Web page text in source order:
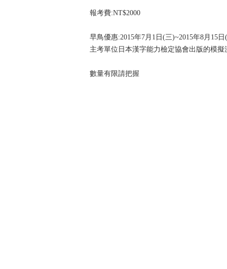
報考費:NT$2000
早鳥優惠:2015年7月1日(三)~2015年8月15
主考單位日本漢字能力檢定協會出版的模
數量有限請把握